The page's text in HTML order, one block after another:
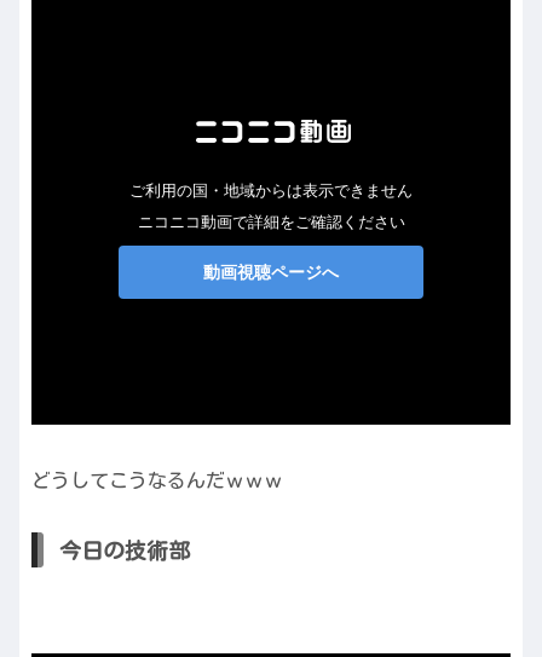
どうしてこうなるんだｗｗｗ
今日の技術部